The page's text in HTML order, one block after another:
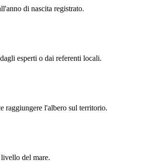
di nascita registrato.
esperti o dai referenti locali.
raggiungere l'albero sul territorio.
del mare.